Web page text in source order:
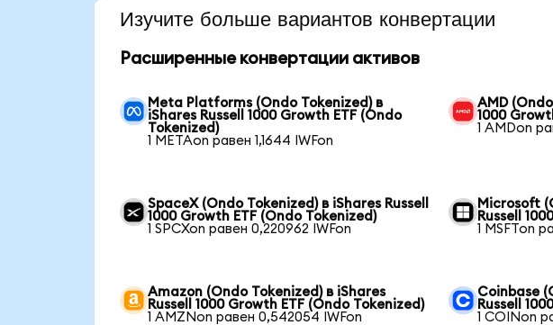
Изучите больше вариантов конвертации
Расширенные конвертации активов
Meta Platforms (Ondo Tokenized) в
iShares Russell 1000 Growth ETF (Ondo
Tokenized)
1 METAon равен 1,1644 IWFon
AMD
1000
1 AMDon
SpaceX (Ondo Tokenized) в iShares Russell
1000 Growth ETF (Ondo Tokenized)
1 SPCXon равен 0,220962 IWFon
Microsoft
Russell
1 MSFTon
Amazon (Ondo Tokenized) в iShares
Russell 1000 Growth ETF (Ondo Tokenized)
1 AMZNon равен 0,542054 IWFon
Coinbase
Russell
1 COINon